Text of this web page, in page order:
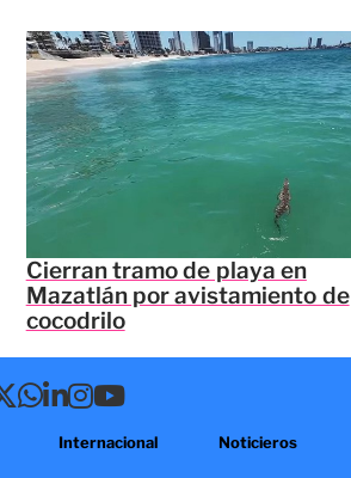
Cierran tramo de playa en
Mazatlán por avistamiento de
cocodrilo
Internacional Noticieros